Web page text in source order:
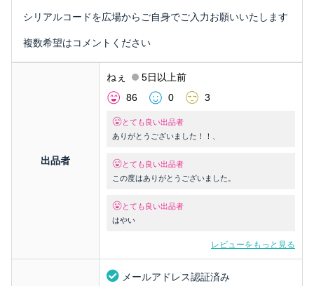
シリアルコードを広場からご自身でご入力お願いいたします
複数希望はコメントください
出品者
ねぇ
5日以上前
86
0 3
とても良い出品者
ありがとうございました！！、
とても良い出品者
この度はありがとうございました。
とても良い出品者
はやい
レビューをもっと見る
メールアドレス認証済み